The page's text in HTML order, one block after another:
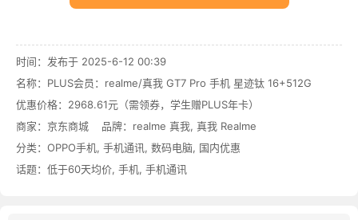
时间：发布于 2025-6-12 00:39
名称： PLUS会员：realme/真我 GT7 Pro 手机 星迹钛 16+512G
优惠价格： 2968.61元（需领券，学生赠PLUS年卡）
商家： 京东商城 品牌： realme 真我, 真我 Realme
分类： OPPO手机, 手机通讯, 数码电脑, 国内优惠
话题： 低于60天均价, 手机, 手机通讯